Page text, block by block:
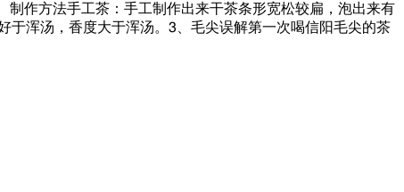
制作方法手工茶：手工制作出来干茶条形宽松较扁，泡出来有
于浑汤，香度大于浑汤。3、毛尖误解第一次喝信阳毛尖的茶